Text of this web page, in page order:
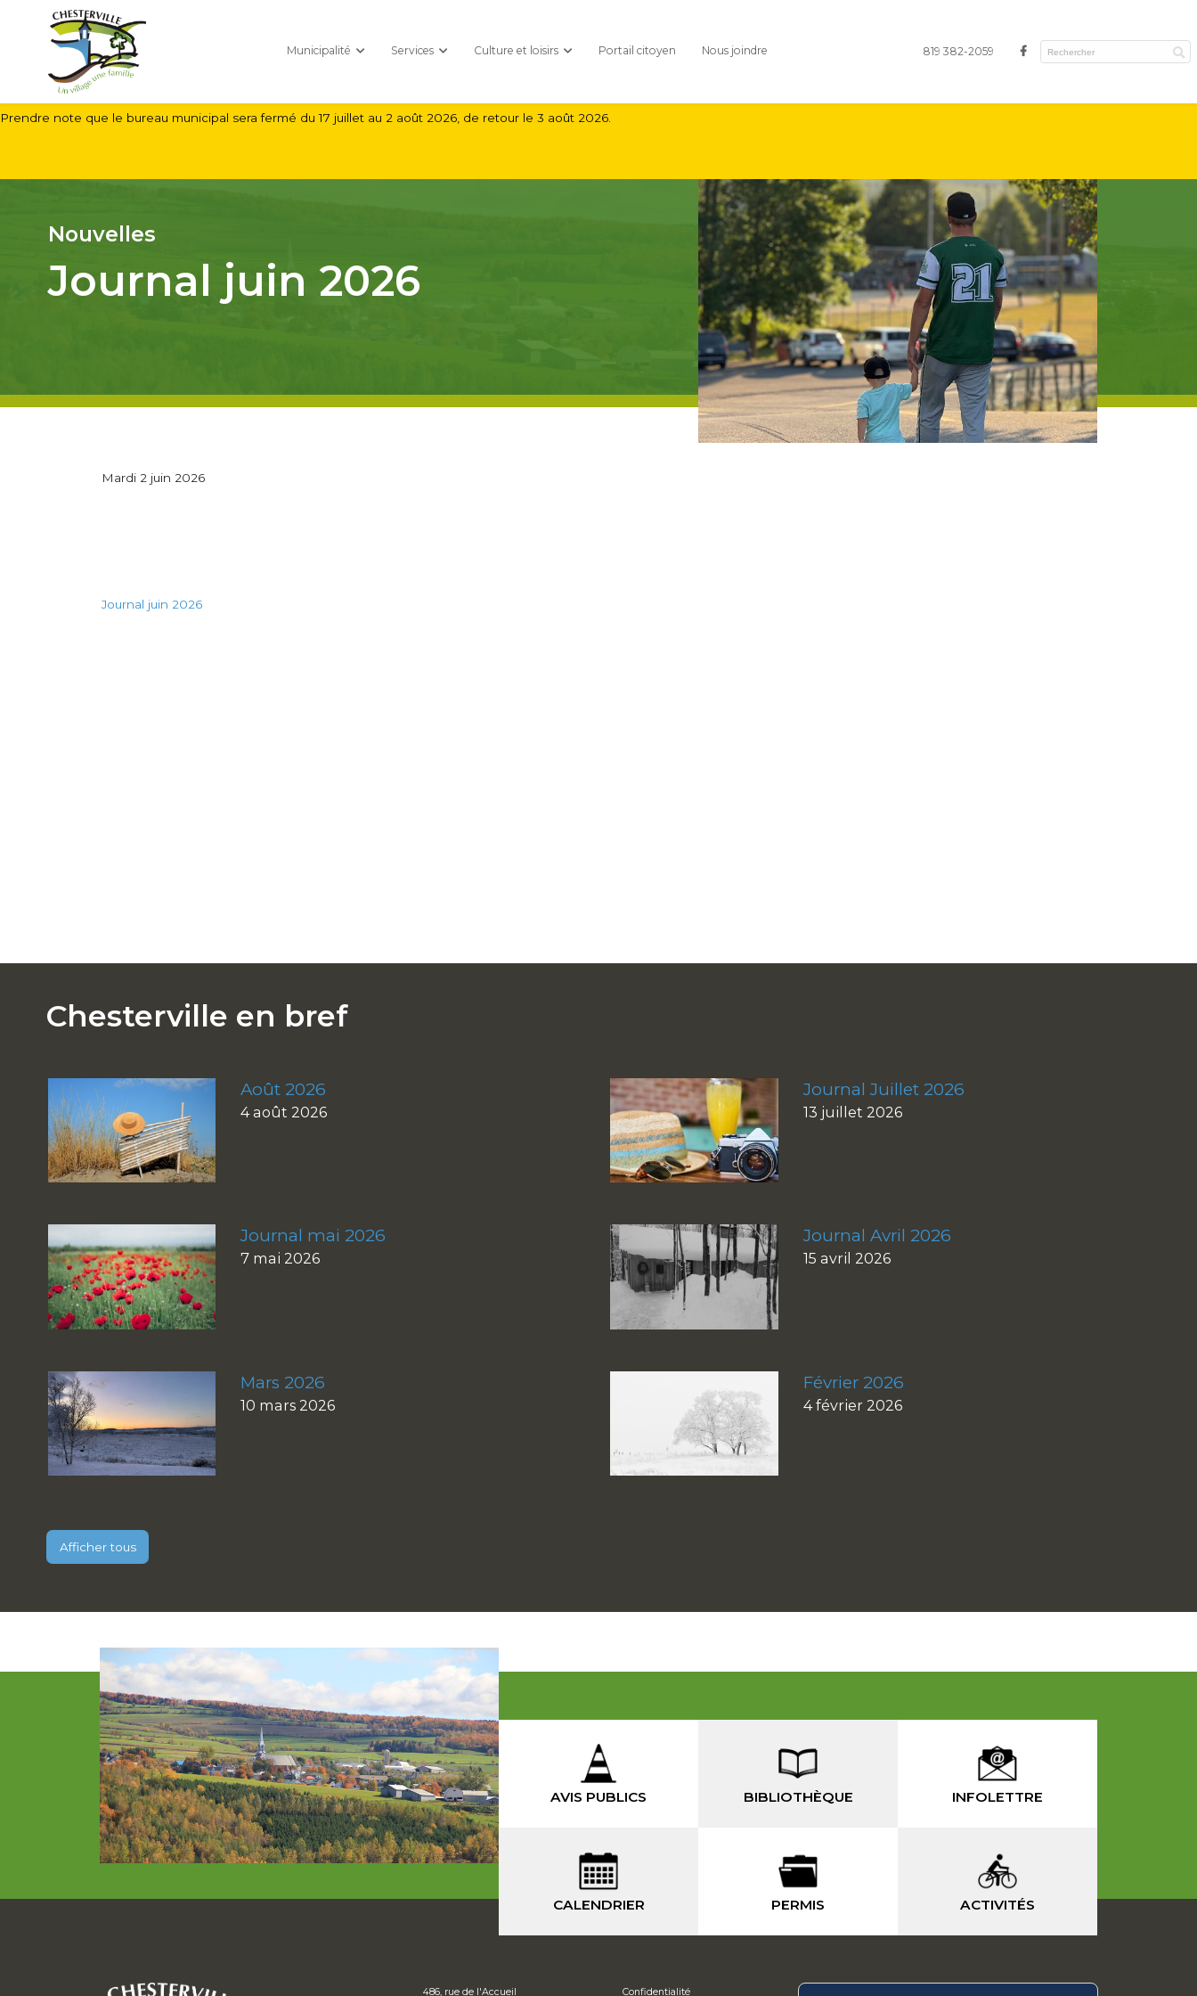
Municipalité Services Culture et loisirs Portail citoyen Nous joindre 819 382-2059
Prendre note que le bureau municipal sera fermé du 17 juillet au 2 août 2026, de retour le 3 août 2026.
Nouvelles
Journal juin 2026
Mardi 2 juin 2026
Journal juin 2026
Chesterville en bref
Août 2026
4 août 2026
Journal Juillet 2026
13 juillet 2026
Journal mai 2026
7 mai 2026
Journal Avril 2026
15 avril 2026
Mars 2026
10 mars 2026
Février 2026
4 février 2026
Afficher tous
AVIS PUBLICS BIBLIOTHÈQUE INFOLETTRE
CALENDRIER PERMIS ACTIVITÉS
486, rue de l'Accueil Confidentialité